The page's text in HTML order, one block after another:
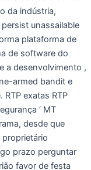
da indústria,
unassailable
plataforma de
de software do
a desenvolvimento ,
armed bandit e
exatas RTP
‘ MT
desde que
prazo perguntar
favor de festa